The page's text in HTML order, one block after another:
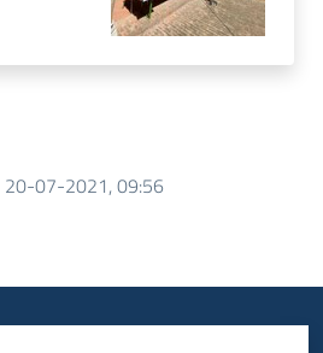
20-07-2021, 09:56